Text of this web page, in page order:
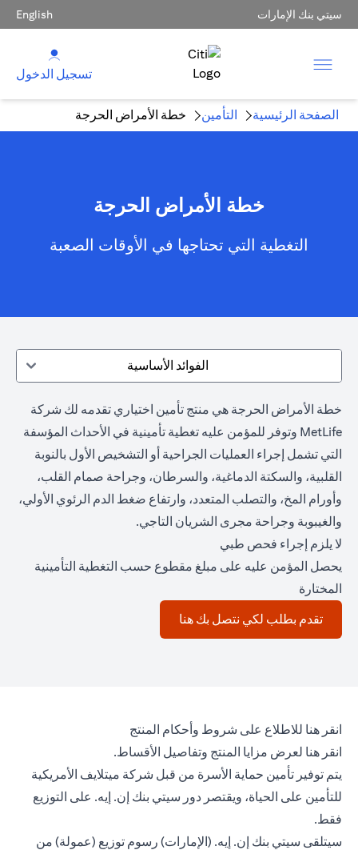
سيتي بنك الإمارات English
تسجيل الدخول
الصفحة الرئيسية التأمين خطة الأمراض الحرجة
خطة الأمراض الحرجة
التغطية التي تحتاجها في الأوقات الصعبة
الفوائد الأساسية
خطة الأمراض الحرجة هي منتج تأمين اختياري تقدمه لك شركة
MetLife وتوفر للمؤمن عليه تغطية تأمينية في الأحداث المؤسفة
التي تشمل إجراء العمليات الجراحية أو التشخيص الأول بالنوبة
القلبية، والسكتة الدماغية، والسرطان، وجراحة صمام القلب،
وأورام المخ، والتصلب المتعدد، وارتفاع ضغط الدم الرئوي الأولي،
والغيبوبة وجراحة مجرى الشريان التاجي.
لا يلزم إجراء فحص طبي
يحصل المؤمن عليه على مبلغ مقطوع حسب التغطية التأمينية
المختارة
تقدم بطلب لكي نتصل بك هنا
انقر هنا opens in a new tab
للاطلاع على شروط وأحكام المنتج
انقر هنا opens in a new tab
لعرض مزايا المنتج وتفاصيل الأقساط.
يتم توفير تأمين حماية الأسرة من قبل شركة ميتلايف الأمريكية
للتأمين على الحياة، ويقتصر دور سيتي بنك إن. إيه. على التوزيع
فقط.
سيتلقى سيتي بنك إن. إيه. (الإمارات) رسوم توزيع (عمولة) من